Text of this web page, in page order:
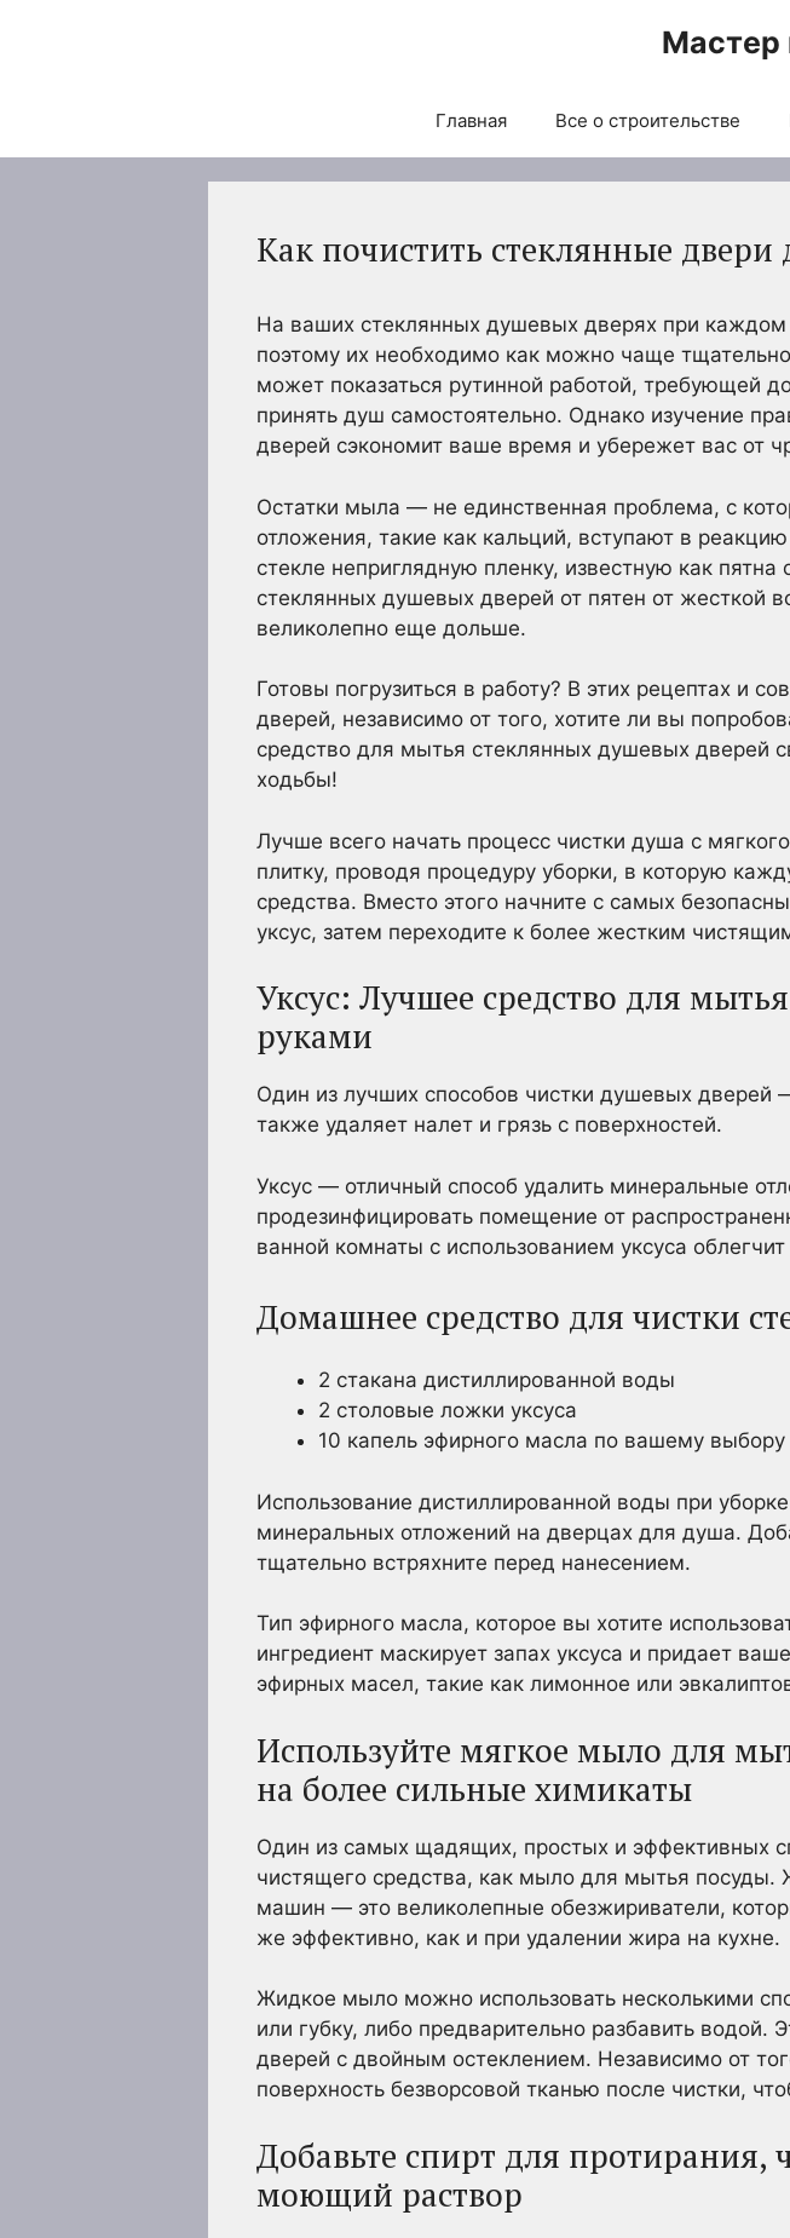
Мастер
Главная Все о строительстве
Как почистить стеклянные двери
На ваших стеклянных душевых дверях при каждом
поэтому их необходимо как можно чаще
может показаться рутинной работой, требующей
принять душ самостоятельно. Однако изучение
дверей сэкономит ваше время и убережет вас от
Остатки мыла — не единственная проблема, с
отложения, такие как кальций, вступают в
стекле неприглядную пленку, известную как
стеклянных душевых дверей от пятен от жесткой
великолепно еще дольше.
Готовы погрузиться в работу? В этих рецептах и
дверей, независимо от того, хотите ли вы
средство для мытья стеклянных душевых дверей
ходьбы!
Лучше всего начать процесс чистки душа с
плитку, проводя процедуру уборки, в которую
средства. Вместо этого начните с самых
уксус, затем переходите к более жестким
Уксус: Лучшее средство для
руками
Один из лучших способов чистки душевых дверей
также удаляет налет и грязь с поверхностей.
Уксус — отличный способ удалить минеральные
продезинфицировать помещение от
ванной комнаты с использованием уксуса
Домашнее средство для чистки
2 стакана дистиллированной воды
2 столовые ложки уксуса
10 капель эфирного масла по вашему выбору
Использование дистиллированной воды при
минеральных отложений на дверцах для душа.
тщательно встряхните перед нанесением.
Тип эфирного масла, которое вы хотите
ингредиент маскирует запах уксуса и придает
эфирных масел, такие как лимонное или
Используйте мягкое мыло для
на более сильные химикаты
Один из самых щадящих, простых и эффективных
чистящего средства, как мыло для мытья
машин — это великолепные обезжириватели,
же эффективно, как и при удалении жира на кухне.
Жидкое мыло можно использовать несколькими
или губку, либо предварительно разбавить
дверей с двойным остеклением. Независимо от
поверхность безворсовой тканью после чистки,
Добавьте спирт для протирания,
моющий раствор